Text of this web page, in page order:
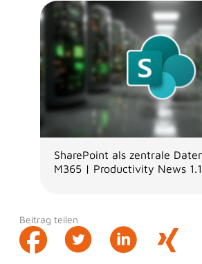
SharePoint als zentrale
M365 | Productivity News
Beitrag teilen